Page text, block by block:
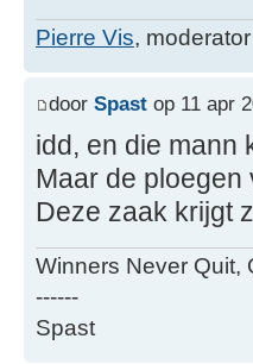
Pierre Vis, moderator
door Spast op 11 apr
idd, en die mann
Maar de
Deze zaak krijgt
Winners Never Quit,
------
Spast